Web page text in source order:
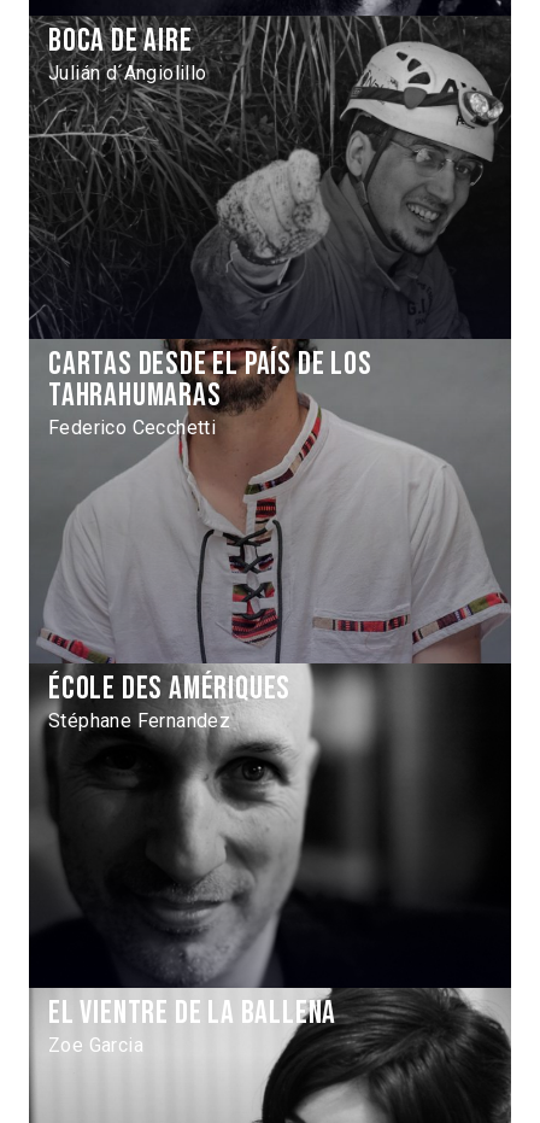
Boca de aire
Julián d´Angiolillo
Cartas desde el país de los
Tahrahumaras
Federico Cecchetti
École des Amériques
Stéphane Fernandez
El Vientre de la Ballena
Zoe Garcia